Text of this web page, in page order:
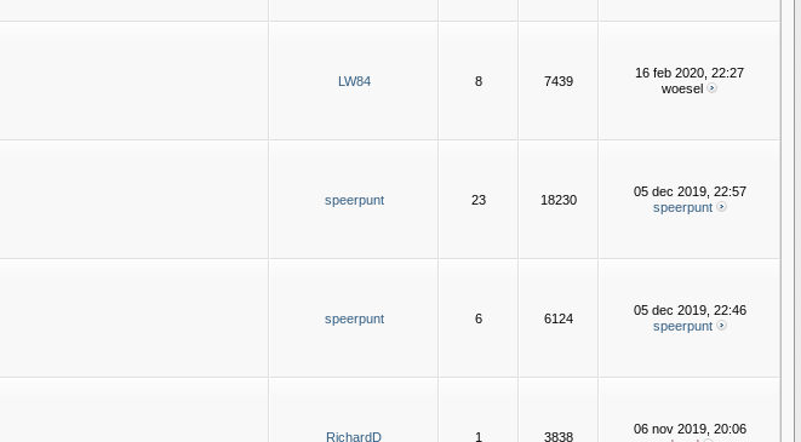
LW84 8 7439
16 feb 2020, 22:27
woesel
speerpunt 23 18230
05 dec 2019, 22:57
speerpunt
speerpunt 6 6124
05 dec 2019, 22:46
speerpunt
RichardD 1 3838
06 nov 2019, 20:06